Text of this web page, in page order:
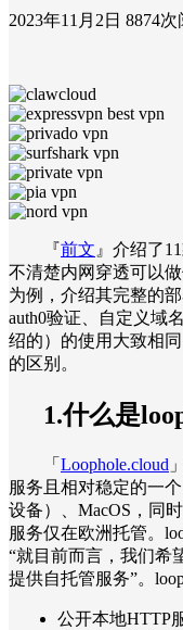
2023年11月2日 8874次
『前文 』介绍了
不清楚内网穿透可以
为例，介绍其完整的
auth0验证、自定义域
绍的）的使用大致相
的区别。
1.什么是
「 Loophole.cloud
服务且相对稳定的一
设备）、MacOS，同
服务仅在欧洲托管。
“就目前而言，我们希
提供自托管服务”。
公开本地HTTP